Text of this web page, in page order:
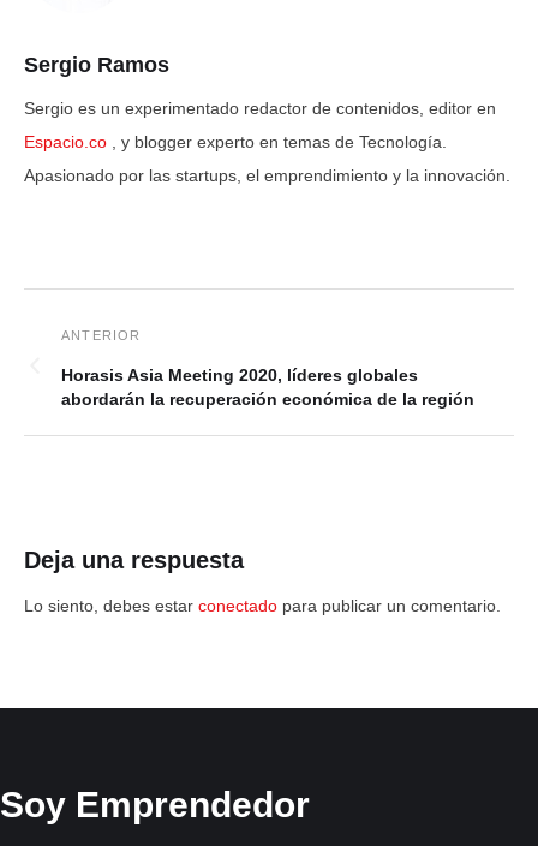
Sergio Ramos
Sergio es un experimentado redactor de contenidos, editor en
Espacio.co
, y blogger experto en temas de Tecnología.
Apasionado por las startups, el emprendimiento y la innovación.
Horasis Asia Meeting 2020, líderes globales
abordarán la recuperación económica de la región
Deja una respuesta
Lo siento, debes estar conectado para publicar un comentario.
Soy Emprendedor